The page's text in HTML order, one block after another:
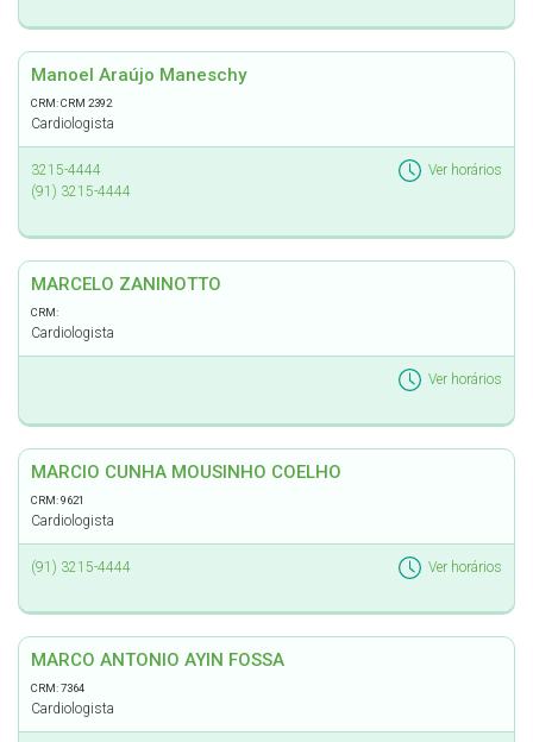
Manoel Araújo Maneschy
CRM: CRM 2392
Cardiologista
3215-4444
(91) 3215-4444
Ver horários
MARCELO ZANINOTTO
CRM:
Cardiologista
Ver horários
MARCIO CUNHA MOUSINHO COELHO
CRM: 9621
Cardiologista
(91) 3215-4444 Ver horários
MARCO ANTONIO AYIN FOSSA
CRM: 7364
Cardiologista